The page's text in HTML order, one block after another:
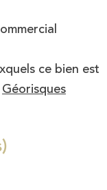
ce bien est
Géorisques